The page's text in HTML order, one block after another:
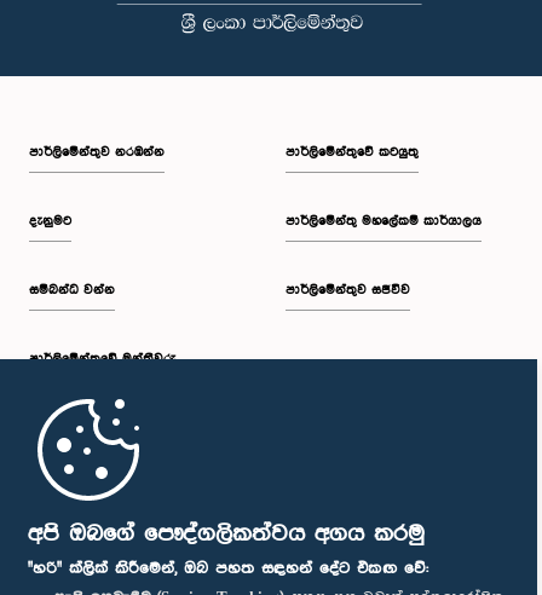
අපි ඔබගේ පෞද්ගලිකත්වය අගය කරමු
"හරි" ක්ලික් කිරීමෙන්, ඔබ පහත සඳහන් දේට එකඟ වේ:
පාර්ලි‌මේන්තුව නරඹන්න
දැනුමට
සම්බන්ධ වන්න
පාර්ලි‌මේන්තුවේ මන්ත්‍රීවරු
මුල් පිටුව
පාර්ලිමේන්තුවේ කටයුතු
පාර්ලිමේන්තු මහලේකම් කාර්යාලය
පාර්ලිමේන්තුව සජීවීව
පාර්ලිමේන්තු ජංගම යෙදුම